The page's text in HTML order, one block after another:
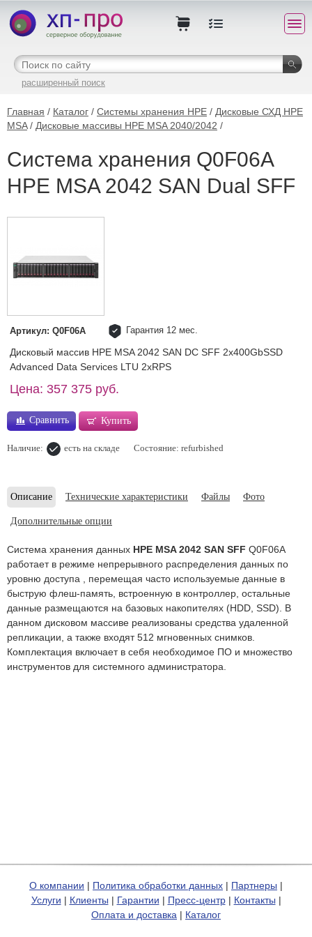
расширенный поиск
Главная / Каталог / Системы хранения HPE / Дисковые СХД HPE
MSA/ Дисковые массивы HPE MSA 2040/2042 /
Система хранения Q0F06A
HPE MSA 2042 SAN Dual SFF
Артикул: Q0F06A Гарантия 12 мес.
Дисковый массив HPE MSA 2042 SAN DC SFF 2x400GbSSD
Advanced Data Services LTU 2xRPS
Цена: 357 375 руб.
Сравнить Купить
Наличие: есть на складе Состояние: refurbished
Описание Технические характеристики Файлы Фото
Дополнительные опции
Система хранения данных HPE MSA 2042 SAN SFF Q0F06A
работает в режиме непрерывного распределения данных по
уровню доступа , перемещая часто используемые данные в
быструю флеш-память, встроенную в контроллер, остальные
данные размещаются на базовых накопителях (HDD, SSD). В
данном дисковом массиве реализованы средства удаленной
репликации, а также входят 512 мгновенных снимков.
Комплектация включает в себя необходимое ПО и множество
инструментов для системного администратора.
О компании | Политика обработки данных | Партнеры |
Услуги | Клиенты | Гарантии | Пресс-центр| Контакты |
Оплата и доставка | Каталог